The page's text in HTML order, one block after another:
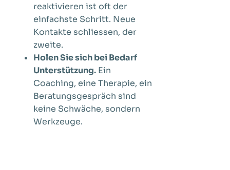
reaktivieren ist oft der
einfachste Schritt. Neue
Kontakte schliessen, der
zweite.
Holen Sie sich bei Bedarf
Unterstützung.Ein
Coaching, eine Therapie, ein
Beratungsgespräch sind
keine Schwäche, sondern
Werkzeuge.